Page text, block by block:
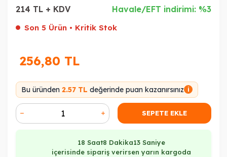
214 TL + KDV
Havale/EFT indirimi: %3
Son 5 Ürün • Kritik Stok
256,80 TL
Bu üründen 2.57 TL değerinde puan kazanırsınız i
SEPETE EKLE
18 Saat8 Dakika12 Saniye
içerisinde sipariş verirsen yarın kargoda